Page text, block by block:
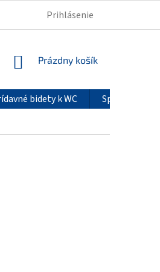
ÚDAJOV REKLAMÁCIE
Prihlásenie
NÁKUPNÝ
Prázdny košík
bidety k WC
Sprchové